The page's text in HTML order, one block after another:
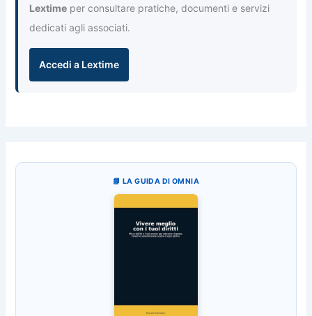
Lextime per consultare pratiche, documenti e servizi
dedicati agli associati.
Accedi a Lextime
📘 LA GUIDA DI OMNIA